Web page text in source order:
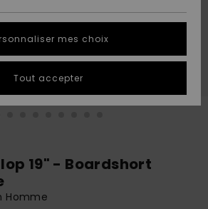
rapide19" - Boardshort
Homme
mes choix
Tout accepter